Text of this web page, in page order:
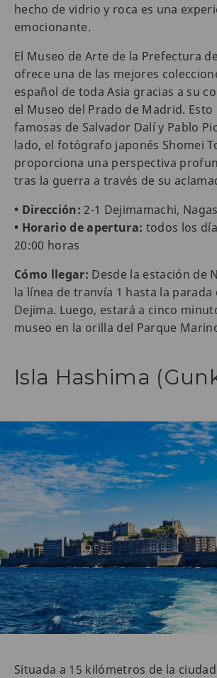
hecho de vidrio y roca es una
emocionante.
El Museo de Arte de la Prefectura
ofrece una de las mejores
español de toda Asia gracias a su
el Museo del Prado de Madrid.
famosas de Salvador Dalí y Pablo
lado, el fotógrafo japonés Shomei
proporciona una perspectiva
tras la guerra a través de su
• Dirección: 2-1 Dejimamachi,
• Horario de apertura: todos los
20:00 horas
Cómo llegar: Desde la estación de
la línea de tranvía 1 hasta la parada
Dejima. Luego, estará a cinco
museo en la orilla del Parque
Isla Hashima
Situada a 15 kilómetros de la